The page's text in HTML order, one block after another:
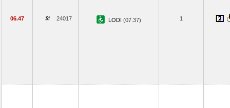
06.47 24017 LODI (07.37) 1